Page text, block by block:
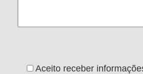
Aceito receber